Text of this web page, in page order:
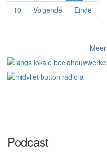
10
Volgende Einde
Podcast